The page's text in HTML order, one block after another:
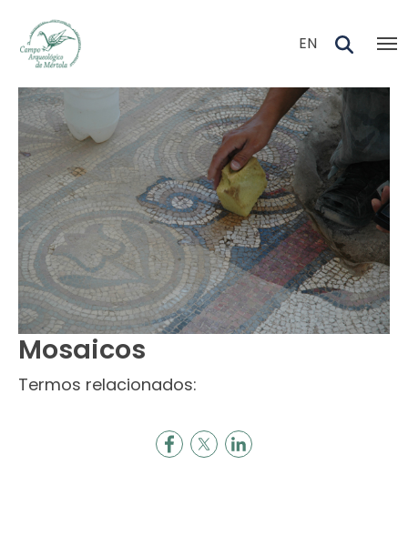
EN
Mosaicos
Termos relacionados: